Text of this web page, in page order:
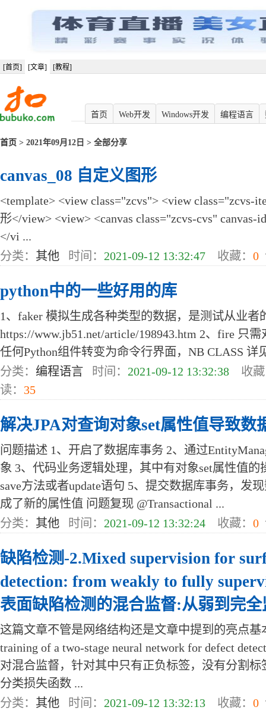
[首页] [文章] [教程]
首页 Web开发 Windows开发 编程语言
首页 > 2021年09月12日 > 全部分享
canvas_08 自定义图形
<template> <view class="zcvs"> <view class="zcvs-
形</view> <view> <canvas class="zcvs-cvs"
</vi ...
分类： 其他 时间： 2021-09-12 13:32:47 收藏： 0
python中的一些好用的库
1、faker 模拟生成各种类型的数据，是测试从业者
https://www.jb51.net/article/198943.htm 2、fire 只
任何Python组件转变为命令行界面，NB CLASS 详
分类： 编程语言 时间： 2021-09-12 13:32:38 收藏
读： 35
解决JPA对查询对象set属性值导致数
问题描述 1、开启了数据库事务 2、通过
象 3、代码业务逻辑处理，其中有对象set属性值的
save方法或者update语句 5、提交数据库事务，发
成了新的属性值 问题复现 @Transactional ...
分类： 其他 时间： 2021-09-12 13:32:24 收藏： 0
缺陷检测-2.Mixed supervision for
detection: from weakly to fully
表面缺陷检测的混合监督:从弱到完
这篇文章不管是网络结构还是文章中提到的亮点基
training of a two-stage neural network for defect
对混合监督，针对其中只有正负标签，没有分割
分类损失函数 ...
分类： 其他 时间： 2021-09-12 13:32:13 收藏： 0